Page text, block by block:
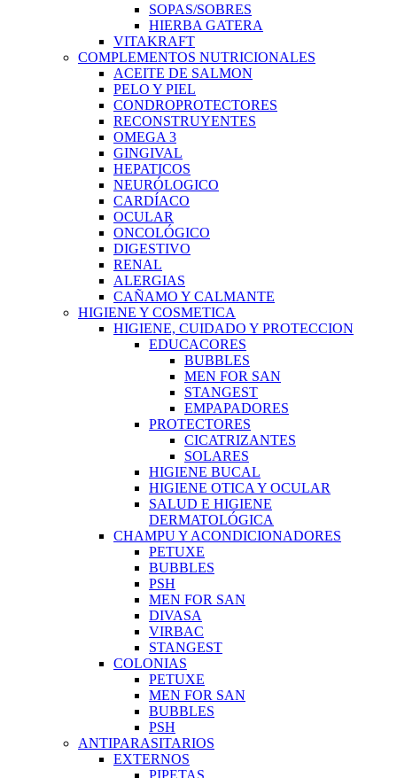
SOPAS/SOBRES
HIERBA GATERA
VITAKRAFT
COMPLEMENTOS NUTRICIONALES
ACEITE DE SALMON
PELO Y PIEL
CONDROPROTECTORES
RECONSTRUYENTES
OMEGA 3
GINGIVAL
HEPATICOS
NEURÓLOGICO
CARDÍACO
OCULAR
ONCOLÓGICO
DIGESTIVO
RENAL
ALERGIAS
CAÑAMO Y CALMANTE
HIGIENE Y COSMETICA
HIGIENE, CUIDADO Y PROTECCION
EDUCACORES
BUBBLES
MEN FOR SAN
STANGEST
EMPAPADORES
PROTECTORES
CICATRIZANTES
SOLARES
HIGIENE BUCAL
HIGIENE OTICA Y OCULAR
SALUD E HIGIENE
DERMATOLÓGICA
CHAMPU Y ACONDICIONADORES
PETUXE
BUBBLES
PSH
MEN FOR SAN
DIVASA
VIRBAC
STANGEST
COLONIAS
PETUXE
MEN FOR SAN
BUBBLES
PSH
ANTIPARASITARIOS
EXTERNOS
PIPETAS